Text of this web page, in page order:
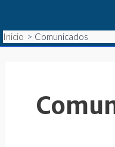
contenido
Inicio Comunicados